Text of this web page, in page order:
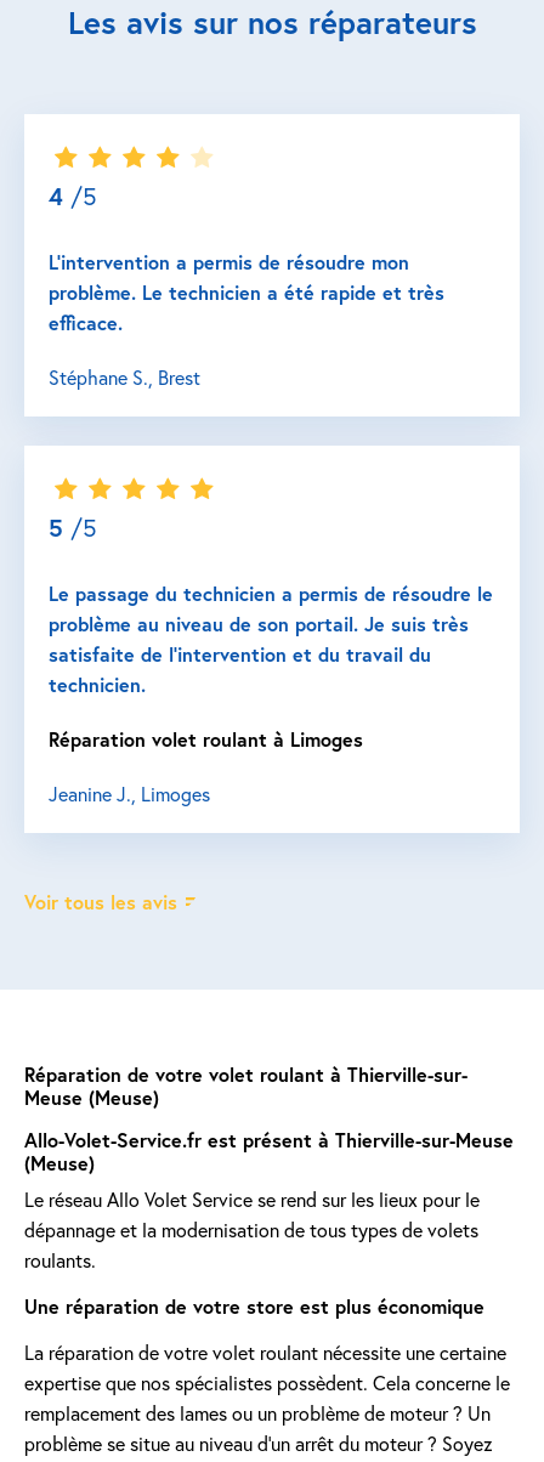
Réparation de votre volet roulant à Thierville-sur-
Meuse (Meuse)
Allo-Volet-Service.fr est présent à Thierville-sur-Meuse
(Meuse)
Le réseau Allo Volet Service se rend sur les lieux pour le
dépannage et la modernisation de tous types de volets
roulants.
Une réparation de votre store est plus économique
La réparation de votre volet roulant nécessite une certaine
expertise que nos spécialistes possèdent. Cela concerne le
remplacement des lames ou un problème de moteur ? Un
problème se situe au niveau d'un arrêt du moteur ? Soyez
Les avis sur nos réparateurs
4 /5
L’intervention a permis de résoudre mon
problème. Le technicien a été rapide et très
efficace.
Stéphane S., Brest
5 /5
Le passage du technicien a permis de résoudre le
problème au niveau de son portail. Je suis très
satisfaite de l’intervention et du travail du
technicien.
Réparation volet roulant à Limoges
Jeanine J., Limoges
Voir tous les avis